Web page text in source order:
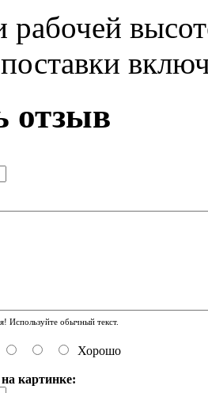
высоте
отзыв
Используйте обычный текст.
Хорошо
картинке: